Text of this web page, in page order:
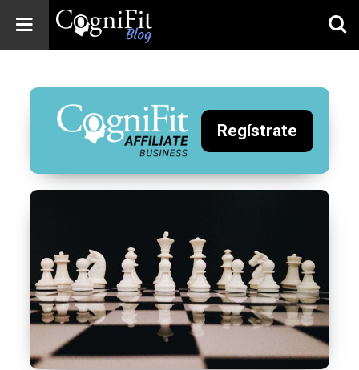
Blog: Brain
Health
News
Brain Training,
Mental Health, and
Wellness
Regístrate